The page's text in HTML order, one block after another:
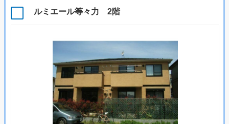
ルミエール等々力 2階